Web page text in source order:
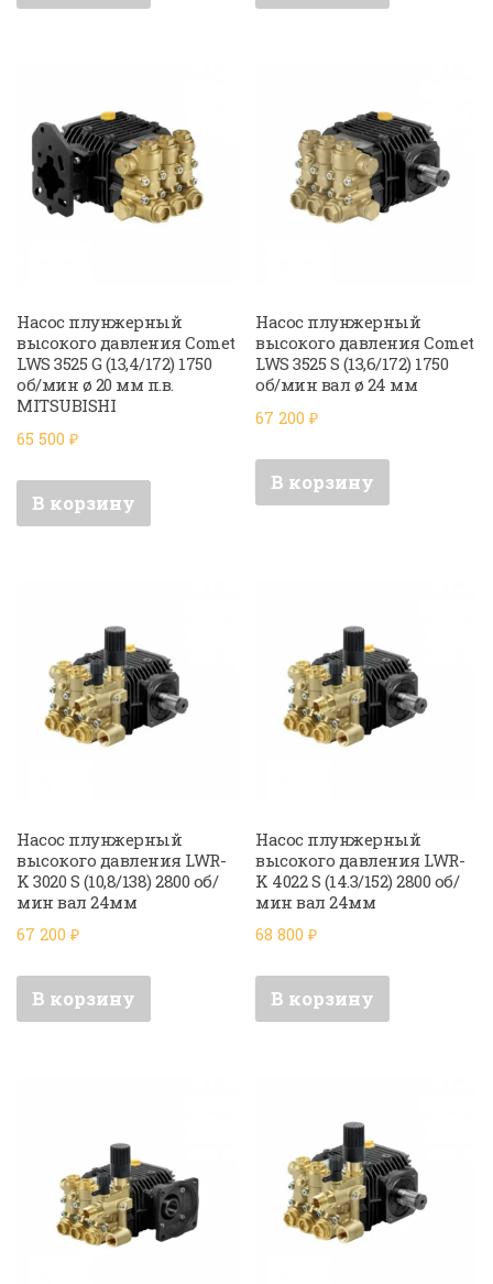
Насос плунжерный
высокого давления Comet
LWS 3525 G (13,4/172) 1750
об/мин ø 20 мм п.в.
MITSUBISHI
65 500 ₽
В корзину
Насос плунжерный
высокого давления Comet
LWS 3525 S (13,6/172) 1750
об/мин вал ø 24 мм
67 200₽
В корзину
Насос плунжерный
высокого давления LWR-
K 3020 S (10,8/138) 2800 об/
мин вал 24мм
67 200 ₽
В корзину
Насос плунжерный
высокого давления LWR-
K 4022 S (14.3/152) 2800 об/
мин вал 24мм
68 800₽
В корзину